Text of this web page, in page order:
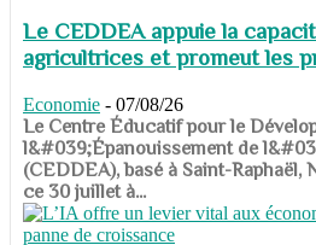
Le CEDDEA appuie la
agricultrices et promeut les
Economie - 07/08/26
​​​​​​​Le Centre Éducatif pour le
l&#039;Épanouissement de
(CEDDEA), basé à Saint-Raphaël,
ce 30 juillet à...